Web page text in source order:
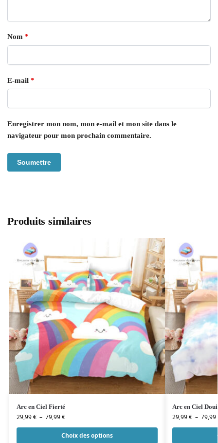
Nom *
E-mail *
Enregistrer mon nom, mon e-mail et mon site dans le
navigateur pour mon prochain commentaire.
Produits similaires
Arc en Ciel Fierté
29,99€ – 79,99€
Choix des options
Arc en Ciel
29,99€ – 79,99